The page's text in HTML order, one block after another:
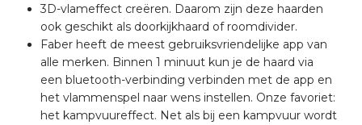
3D-vlameffect creëren. Daarom zijn deze haarden
ook geschikt als doorkijkhaard of roomdivider.
Faber heeft de meest gebruiksvriendelijke app van
alle merken. Binnen 1 minuut kun je de haard via
een bluetooth-verbinding verbinden met de app en
het vlammenspel naar wens instellen. Onze favoriet:
het kampvuureffect. Net als bij een kampvuur wordt